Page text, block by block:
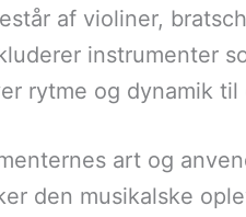
af violiner,
instrumenter
rytme og dynamik
art og
den musikalske